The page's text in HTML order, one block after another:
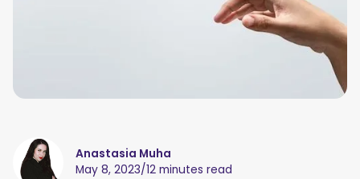
Anastasia Muha
May 8, 2023/12 minutes read